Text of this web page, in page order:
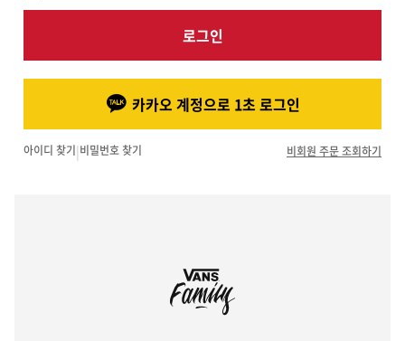
로그인
카카오 계정으로 1초 로그인
아이디 찾기|비밀번호 찾기 비회원 주문 조회하기